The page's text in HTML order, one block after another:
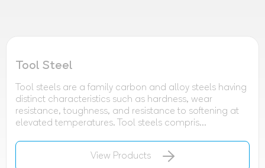
Tool Steel
Tool steels are a family carbon and alloy steels having
distinct characteristics such as hardness, wear
resistance, toughness, and resistance to softening at
elevated temperatures. Tool steels compris...
View Products